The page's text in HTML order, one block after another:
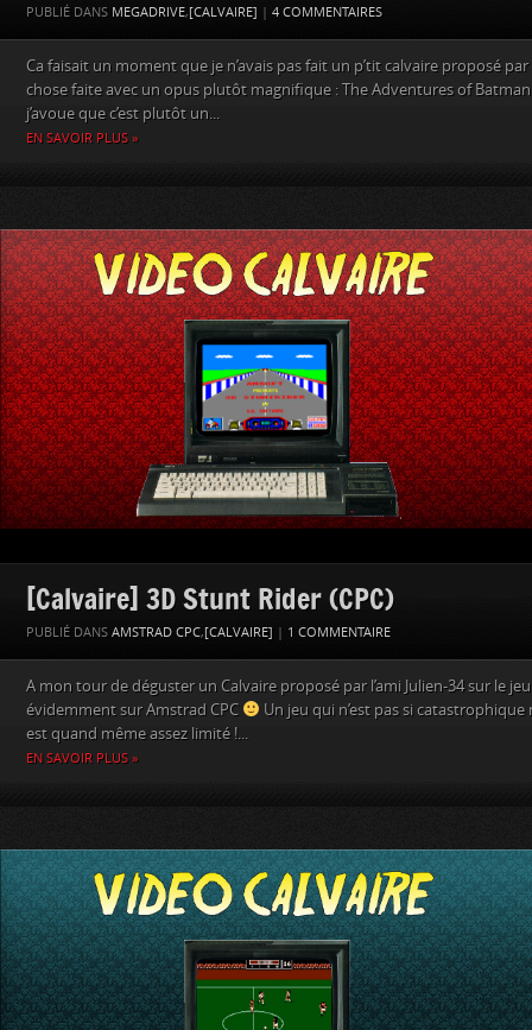
PUBLIÉ DANS MEGADRIVE,[CALVAIRE] 4 COMMENTAIRES
Ca faisait un moment que je n’avais pas fait un p’tit calvaire proposé
chose faite avec un opus plutôt magnifique : The Adventures of
j’avoue que c’est plutôt un...
EN SAVOIR PLUS »
[Calvaire] 3D Stunt Rider (CPC)
PUBLIÉ DANS AMSTRAD CPC,[CALVAIRE] 1 COMMENTAIRE
A mon tour de déguster un Calvaire proposé par l’ami Julien-34 sur le
évidemment sur Amstrad CPC
Un jeu qui n’est pas si
est quand même assez limité !...
EN SAVOIR PLUS »